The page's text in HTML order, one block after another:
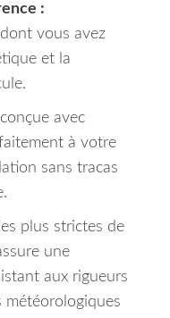
:
vous avez
et la
avec
à votre
sans tracas
plus strictes de
une
aux rigueurs